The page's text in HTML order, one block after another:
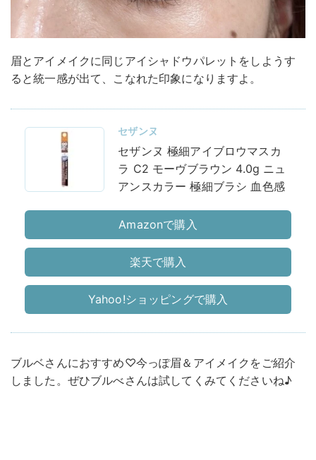
眉とアイメイクに同じアイシャドウパレットをしようす
ると統一感が出て、こなれた印象になりますよ。
セザンヌ
セザンヌ 極細アイブロウマスカ
ラ C2 モーヴブラウン 4.0g ニュ
アンスカラー 極細ブラシ 血色感
Amazonで購入
楽天で購入
Yahoo!ショッピングで購入
ブルベさんにおすすめ♡今っぽ眉＆アイメイクをご紹介
しました。ぜひブルべさんは試してくみてくださいね♪